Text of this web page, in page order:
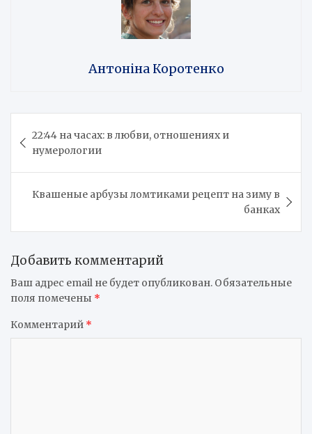
Антоніна Коротенко
по
записям
22:44 на часах: в любви, отношениях и
нумерологии
Квашеные арбузы ломтиками рецепт на зиму в
банках
Добавить комментарий
Ваш адрес email не будет опубликован. Обязательные
поля помечены *
Комментарий *